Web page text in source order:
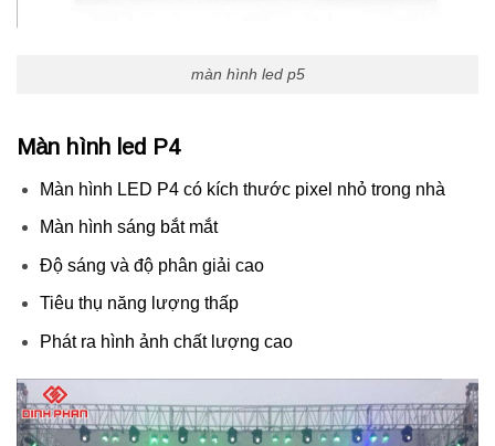
màn hình led p5
Màn hình led P4
Màn hình LED P4 có kích thước pixel nhỏ trong nhà
Màn hình sáng bắt mắt
Độ sáng và độ phân giải cao
Tiêu thụ năng lượng thấp
Phát ra hình ảnh chất lượng cao